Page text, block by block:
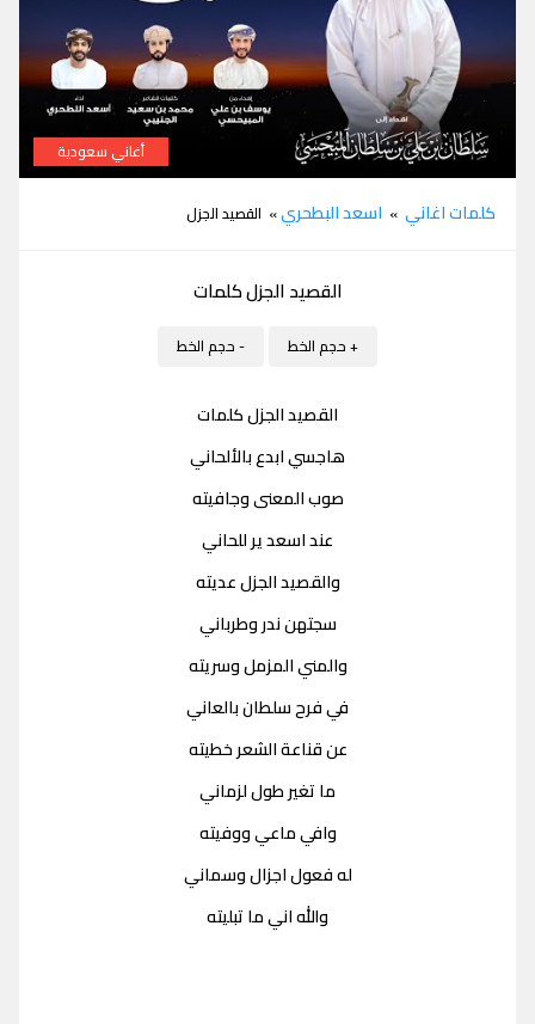
أغاني سعودية
كلمات اغاني » اسعد البطحري» القصيد الجزل
القصيد الجزل كلمات
+ حجم الخط - حجم الخط
القصيد الجزل كلمات
هاجسي ابدع بالألحاني
صوب المعنى وجافيته
عند اسعد ير للحاني
والقصيد الجزل عديته
سجتهن ندر وطرباني
والمني المزمل وسريته
في فرح سلطان بالعاني
عن قناعة الشعر خطيته
ما تغير طول لزماني
وافي ماعي ووفيته
له فعول اجزال وسماني
والله اني ما تبليته